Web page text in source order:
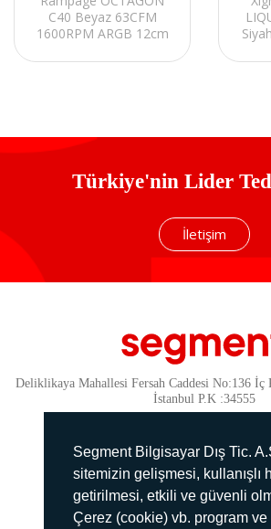
Segment Bilgisayar Dış Tic.
sitemizin gelişmesi, kullanışlı
getirilmesi, etkili ve güvenli
Çerez (cookie) vb. program ve
C40 Beyaz 63CFM
1600RPM ARGB 12cm
AM5/LGA1851 Uyumlu
Türkiye'nin Lider
İletişim
Deliklikaya Mahallesi Fersah Caddesi No:136 İç
İstanbul P.K :34555
Güvenlik
KVKK Politikamız
Gizlilik Politikamız
Aydınlatma Metni
İmha Politikası